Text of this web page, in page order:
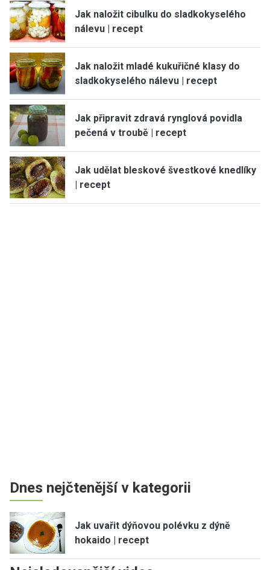
Jak naložit cibulku do sladkokyselého
nálevu | recept
Jak naložit mladé kukuřičné klasy do
sladkokyselého nálevu | recept
Jak připravit zdravá rynglová povidla
pečená v troubě | recept
Jak udělat bleskové švestkové knedlíky
| recept
Dnes nejčtenější v kategorii
Jak uvařit dýňovou polévku z dýně
hokaido | recept